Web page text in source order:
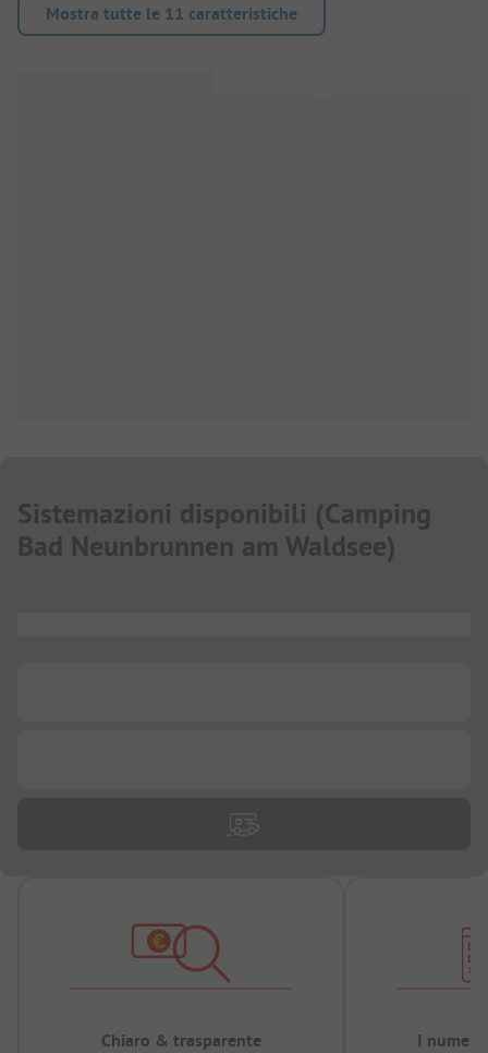
Mostra tutte le 11 caratteristiche
Sistemazioni disponibili (Camping
Bad Neunbrunnen am Waldsee)
Chiaro & trasparente I numeri